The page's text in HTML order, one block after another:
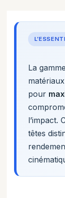
La
pour
l’impact.
têtes